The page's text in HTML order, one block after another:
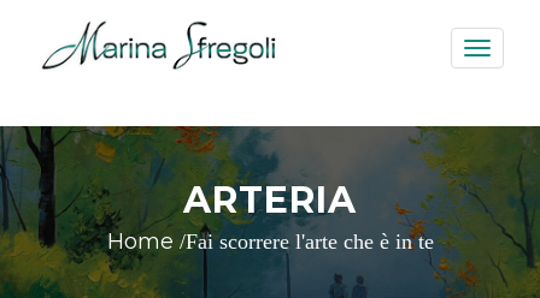
Toggle
ARTERIA
Home /Fai scorrere l'arte che è in te